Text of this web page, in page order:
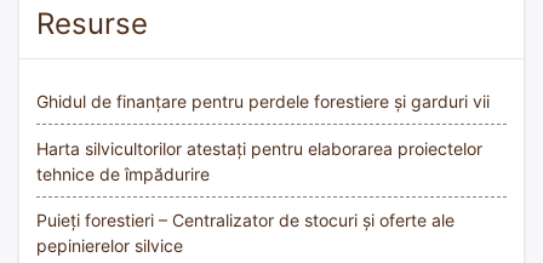
Resurse
Ghidul de finanțare pentru perdele forestiere și garduri vii
Harta silvicultorilor atestați pentru elaborarea proiectelor
tehnice de împădurire
Puieți forestieri – Centralizator de stocuri și oferte ale
pepinierelor silvice